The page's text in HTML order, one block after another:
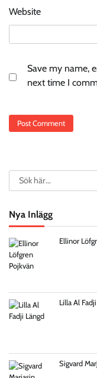
Website
Save my name,
next time I
Search
Nya Inlägg
Ellinor
Lilla Al
Sigvard